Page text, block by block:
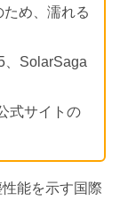
め、濡れる
SolarSaga
式サイトの
能を示す国際